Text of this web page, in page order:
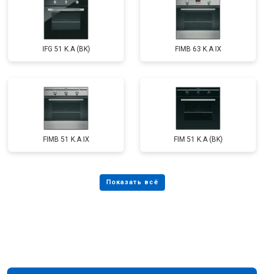
IFG 51 K.A (BK) FIMB 63 K.A IX
FIMB 51 K.A IX FIM 51 K.A (BK)